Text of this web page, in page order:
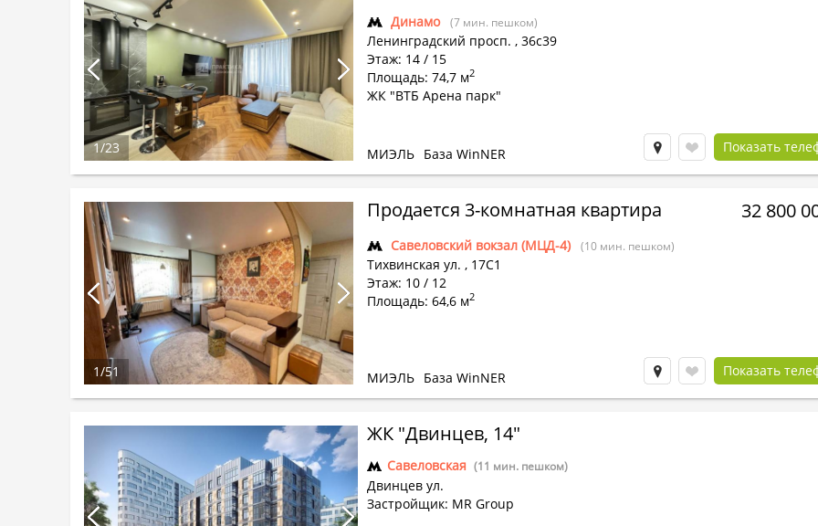
Динамо (7 мин. пешком)
Ленинградский просп. , 36с39
Этаж: 14 / 15
Площадь: 74,7 м2
ЖК "ВТБ Арена парк"
МИЭЛЬ База WinNER Показать
1/23
Продается 3-комнатная квартира
Савеловский вокзал (МЦД-4) (10 мин. пешком)
Тихвинская ул. , 17С1
Этаж: 10 / 12
Площадь: 64,6 м2
32 800
МИЭЛЬ База WinNER Показать
1/51
ЖК "Двинцев, 14"
Савеловская (11 мин. пешком)
Двинцев ул.
Застройщик: MR Group